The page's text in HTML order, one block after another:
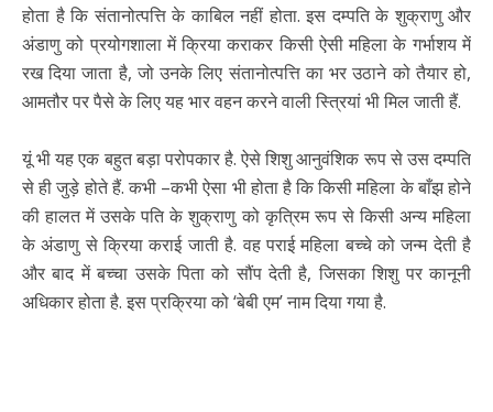
होता है कि संतानोत्पत्ति के काबिल नहीं होता. इस दम्पति के शुक्राणु और
अंडाणु को प्रयोगशाला में क्रिया कराकर किसी ऐसी महिला के गर्भाशय में
रख दिया जाता है, जो उनके लिए संतानोत्पत्ति का भर उठाने को तैयार हो,
आमतौर पर पैसे के लिए यह भार वहन करने वाली स्त्रियां भी मिल जाती हैं.
यूं भी यह एक बहुत बड़ा परोपकार है. ऐसे शिशु आनुवंशिक रूप से उस दम्पति
से ही जुड़े होते हैं. कभी –कभी ऐसा भी होता है कि किसी महिला के बाँझ होने
की हालत में उसके पति के शुक्राणु को कृत्रिम रूप से किसी अन्य महिला
के अंडाणु से क्रिया कराई जाती है. वह पराई महिला बच्चे को जन्म देती है
और बाद में बच्चा उसके पिता को सौंप देती है, जिसका शिशु पर कानूनी
अधिकार होता है. इस प्रक्रिया को ‘बेबी एम’ नाम दिया गया है.